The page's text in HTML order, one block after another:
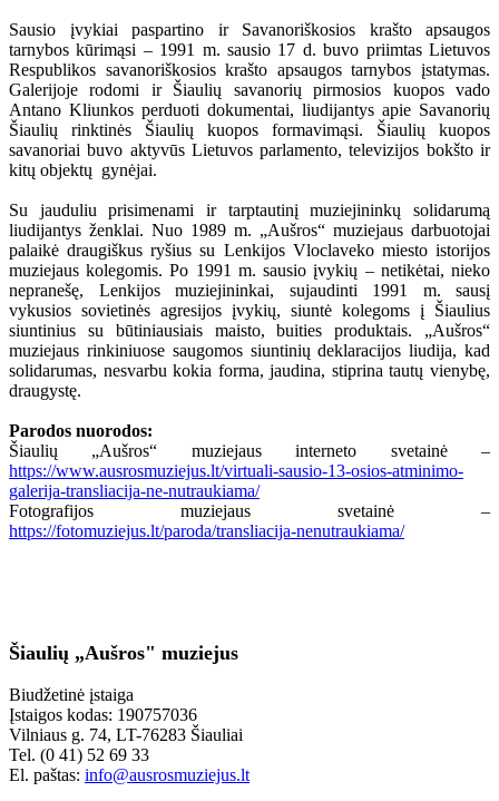
Sausio įvykiai paspartino ir Savanoriškosios krašto apsaugos
tarnybos kūrimąsi – 1991 m. sausio 17 d. buvo priimtas Lietuvos
Respublikos savanoriškosios krašto apsaugos tarnybos įstatymas.
Galerijoje rodomi ir Šiaulių savanorių pirmosios kuopos vado
Antano Kliunkos perduoti dokumentai, liudijantys apie Savanorių
Šiaulių rinktinės Šiaulių kuopos formavimąsi. Šiaulių kuopos
savanoriai buvo aktyvūs Lietuvos parlamento, televizijos bokšto ir
kitų objektų gynėjai.
Su jauduliu prisimenami ir tarptautinį muziejininkų solidarumą
liudijantys ženklai. Nuo 1989 m. „Aušros“ muziejaus darbuotojai
palaikė draugiškus ryšius su Lenkijos Vloclaveko miesto istorijos
muziejaus kolegomis. Po 1991 m. sausio įvykių – netikėtai, nieko
nepranešę, Lenkijos muziejininkai, sujaudinti 1991 m. sausį
vykusios sovietinės agresijos įvykių, siuntė kolegoms į Šiaulius
siuntinius su būtiniausiais maisto, buities produktais. „Aušros“
muziejaus rinkiniuose saugomos siuntinių deklaracijos liudija, kad
solidarumas, nesvarbu kokia forma, jaudina, stiprina tautų vienybę,
draugystę.
Parodos nuorodos:
Šiaulių „Aušros“ muziejaus interneto svetainė –
https://www.ausrosmuziejus.lt/virtuali-sausio-13-osios-atminimo-
galerija-transliacija-ne-nutraukiama/
Fotografijos muziejaus svetainė –
https://fotomuziejus.lt/paroda/transliacija-nenutraukiama/
Šiaulių „Aušros" muziejus
Biudžetinė įstaiga
Įstaigos kodas: 190757036
Vilniaus g. 74, LT-76283 Šiauliai
Tel. (0 41) 52 69 33
El. paštas: info@ausrosmuziejus.lt